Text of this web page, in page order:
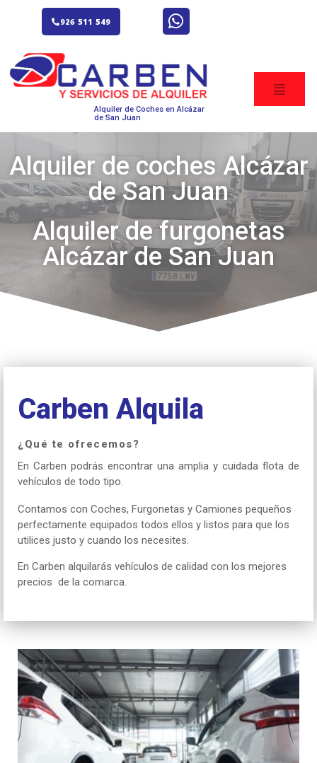
926 511 549
Alquiler de Coches en Alcázar
de San Juan
Alquiler de coches Alcázar
de San Juan
Alquiler de furgonetas
Alcázar de San Juan
Carben Alquila
¿Qué te ofrecemos?
En Carben podrás encontrar una amplia y cuidada flota de
vehículos de todo tipo.
Contamos con Coches, Furgonetas y Camiones pequeños
perfectamente equipados todos ellos y listos para que los
utilices justo y cuando los necesites.
En Carben alquilarás vehículos de calidad con los mejores
precios de la comarca.